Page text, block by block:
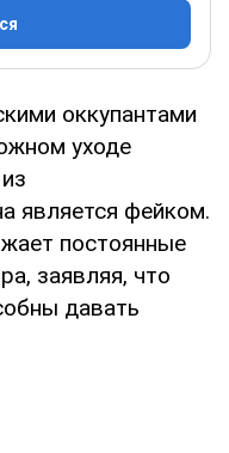
оккупантами
уходе
является фейком.
постоянные
заявляя, что
давать